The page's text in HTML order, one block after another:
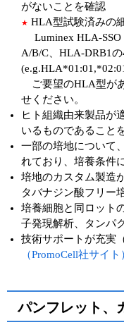
がないことを確認
★ HLA型試験済みの
Luminex HLA-SSO
A/B/C、HLA-DRB1
ご要望のHLA型が
せください。
ヒト組織由来製品が
いるものであること
一部の培地について
れており、培養条件
培地のカスタム製造
タバナジン酸フリー
培養細胞と同ロット
子発現解析、タンパ
技術サポートが充実
（PromoCell社サイト
パンフレット、